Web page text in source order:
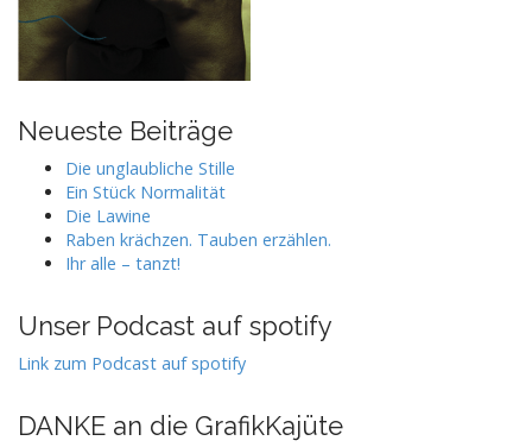
Neueste Beiträge
Die unglaubliche Stille
Ein Stück Normalität
Die Lawine
Raben krächzen. Tauben erzählen.
Ihr alle – tanzt!
Unser Podcast auf spotify
Link zum Podcast auf spotify
DANKE an die GrafikKajüte